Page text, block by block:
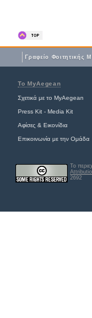
Γραφείο Φοιτητικής
Το MyAegean
Σχετικά με το MyAegean
Press Kit - Media Kit
Αφίσες & Εικονίδια
Επικοινωνία με την Ομάδα
Το
2692